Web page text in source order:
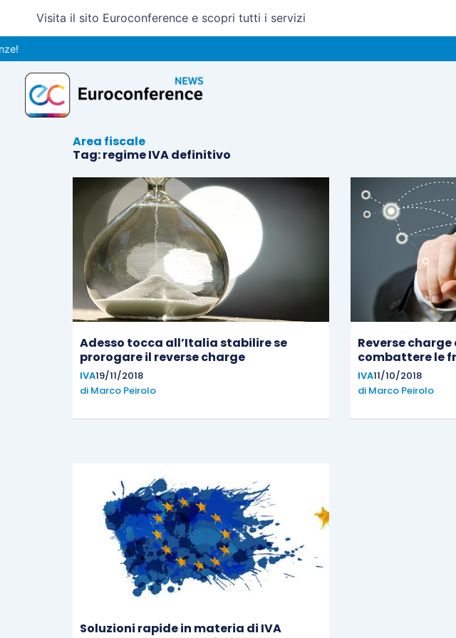
contenuto
Visita il sito Euroconference e scopri tutti i servizi
Area fiscale
Tag: regime IVA definitivo
Adesso tocca all’Italia stabilire se
prorogare il reverse charge
IVA19/11/2018
di Marco Peirolo
Reverse
combattere le
IVA11/10/2018
di Marco Peirolo
Soluzioni rapide in materia di IVA